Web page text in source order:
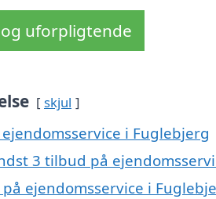
uforpligtende
skjul
i Fuglebjerg
3 tilbud på
ejendomsservice i